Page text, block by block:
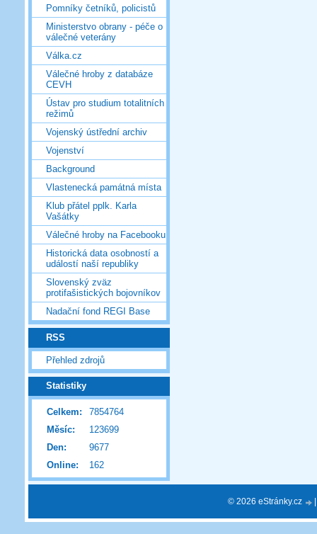
Pomníky četníků, policistů
Ministerstvo obrany - péče o
válečné veterány
Válka.cz
Válečné hroby z databáze
CEVH
Ústav pro studium totalitních
režimů
Vojenský ústřední archiv
Vojenství
Background
Vlastenecká památná místa
Klub přátel pplk. Karla
Vašátky
Válečné hroby na Facebooku
Historická data osobností a
událostí naší republiky
Slovenský zväz
protifašistických bojovníkov
Nadační fond REGI Base
RSS
Přehled zdrojů
Statistiky
Online: 162
Celkem:
7854764
Měsíc:
123699
Den:
9677
© 2026 eStránky.cz